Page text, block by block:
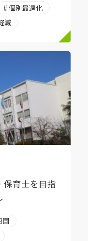
# 個別最適化
減
保育士を目指
国